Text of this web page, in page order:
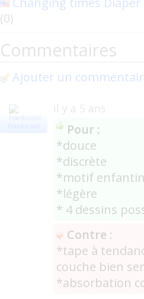
(0)
Commentaires
Ajouter un
Frankicool
il y a 5 ans
Pour :
*douce
*discrète
*motif enfantin
*légère
* 4 dessins
Contre :
*tape à
couche bien
*absorbation